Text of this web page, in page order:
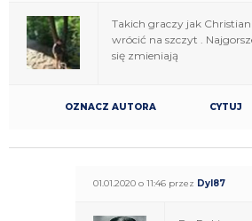
Takich graczy jak
wrócić na szczyt .
się zmieniają
OZNACZ AUTORA CYTUJ
01.01.2020 o 11:46 przez Dyl87